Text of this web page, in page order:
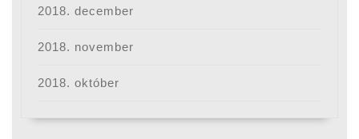
2018. december
2018. november
2018. október